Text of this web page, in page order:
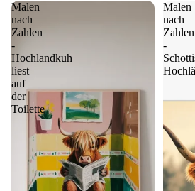
Malen
nach
Zahlen
-
Hochlandkuh
liest
auf
der
Toilette
Malen
nach
Zahlen
-